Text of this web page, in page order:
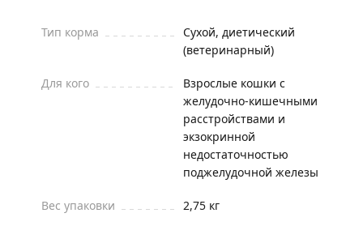
Тип корма
Сухой, диетический
(ветеринарный)
Для кого
Взрослые кошки с
желудочно-кишечными
расстройствами и
экзокринной
недостаточностью
поджелудочной железы
Вес упаковки 2,75 кг